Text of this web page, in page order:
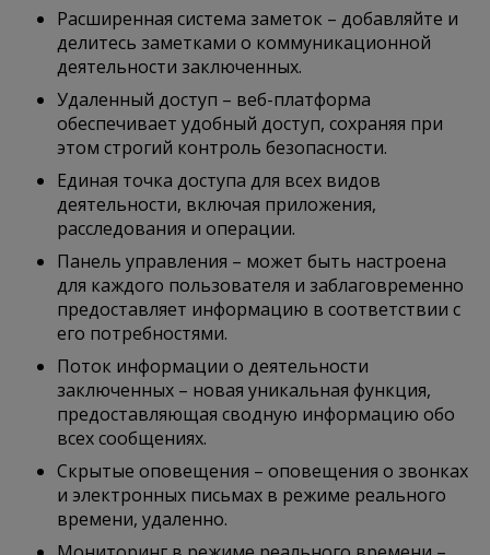
Расширенная система заметок – добавляйте и
делитесь заметками о коммуникационной
деятельности заключенных.
Удаленный доступ – веб-платформа
обеспечивает удобный доступ, сохраняя при
этом строгий контроль безопасности.
Единая точка доступа для всех видов
деятельности, включая приложения,
расследования и операции.
Панель управления – может быть настроена
для каждого пользователя и заблаговременно
предоставляет информацию в соответствии с
его потребностями.
Поток информации о деятельности
заключенных – новая уникальная функция,
предоставляющая сводную информацию обо
всех сообщениях.
Скрытые оповещения – оповещения о звонках
и электронных письмах в режиме реального
времени, удаленно.